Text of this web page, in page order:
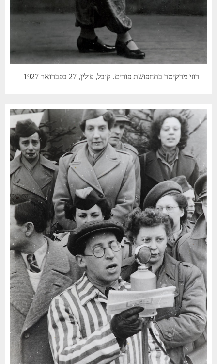
רוזי מרקיטר בתחפושת פורים. קובל, פולין, 27 בפברואר 1927